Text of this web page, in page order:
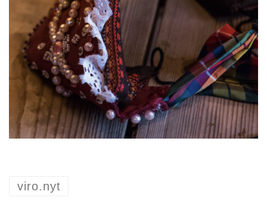
viro.nyt